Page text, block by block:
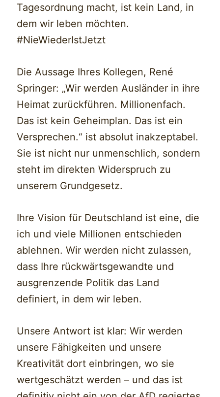
Tagesordnung macht, ist kein Land, in
dem wir leben möchten.
#NieWiederIstJetzt
Die Aussage Ihres Kollegen, René
Springer: „Wir werden Ausländer in ihre
Heimat zurückführen. Millionenfach.
Das ist kein Geheimplan. Das ist ein
Versprechen.“ ist absolut inakzeptabel.
Sie ist nicht nur unmenschlich, sondern
steht im direkten Widerspruch zu
unserem Grundgesetz.
Ihre Vision für Deutschland ist eine, die
ich und viele Millionen entschieden
ablehnen. Wir werden nicht zulassen,
dass Ihre rückwärtsgewandte und
ausgrenzende Politik das Land
definiert, in dem wir leben.
Unsere Antwort ist klar: Wir werden
unsere Fähigkeiten und unsere
Kreativität dort einbringen, wo sie
wertgeschätzt werden – und das ist